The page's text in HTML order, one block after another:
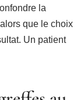
la
que le choix
Un patient